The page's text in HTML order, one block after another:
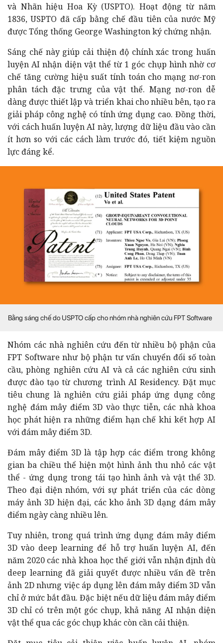
và Nhãn hiệu Hoa Kỳ (USPTO). Hoạt động từ năm
1836, USPTO đã cấp bằng chế đầu tiên của nước Mỹ
được Tổng thống George Washington ký chứng nhận.
Sáng chế này giúp cải thiện độ chính xác trong huấn
luyện AI nhận diện vật thể từ 1 góc chụp hình nhờ cơ
chế tăng cường hiệu suất tính toán cho mạng nơ-ron
phân tách đặc trưng của vật thể. Mạng nơ-ron dễ
dàng được thiết lập và triển khai cho nhiều bên, tạo ra
giải pháp công nghệ có tính ứng dụng cao. Đồng thời,
với cách huấn luyện AI này, lượng dữ liệu đầu vào cần
ít hơn so với các cách làm trước đó, tiết kiệm nguồn
lực đáng kể.
Bằng sáng chế do USPTO cấp cho nhóm nhà nghiên cứu FPT Software
Nhóm các nhà nghiên cứu đến từ nhiều bộ phận của
FPT Software như bộ phận tư vấn chuyển đổi số toàn
cầu, phòng nghiên cứu AI và cả các nghiên cứu sinh
được đào tạo từ chương trình AI Residency. Đặt mục
tiêu chung là nghiên cứu giải pháp ứng dụng công
nghệ đám mây điểm 3D vào thực tiễn, các nhà khoa
học phát hiện ra những điểm hạn chế khi kết hợp AI
với đám mây điểm 3D.
Đám mây điểm 3D là tập hợp các điểm trong không
gian ba chiều thể hiện một hình ảnh thu nhỏ các vật
thể - ứng dụng trong tái tạo hình ảnh và vật thể 3D.
Theo đại diện nhóm, với sự phát triển của các dòng
máy ảnh 3D hiện đại, các kho ảnh 3D dạng đám mây
điểm ngày càng nhiều lên.
Tuy nhiên, trong quá trình ứng dụng đám mây điểm
3D vào deep learning để hỗ trợ huấn luyện AI, đến
năm 2020 các nhà khoa học thế giới vẫn nhận định dù
deep learning đã giải quyết được nhiều vấn đề trên
ảnh 2D nhưng việc áp dụng lên đám mây điểm 3D vẫn
chỉ ở mức bắt đầu. Đặc biệt nếu dữ liệu đám mây điểm
3D chỉ có trên một góc chụp, khả năng AI nhận diện
vật thể qua các góc chụp khác còn cần cải thiện.